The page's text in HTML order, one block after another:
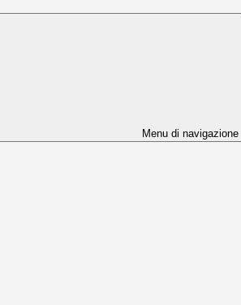
Menu di navigazione